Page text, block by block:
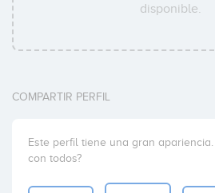
disponible.
COMPARTIR PERFIL
Este perfil tiene una gran
con todos?